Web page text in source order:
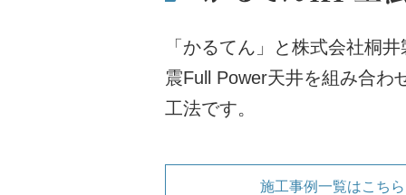
「かるてん」と株式会社桐
震Full Power天井を組み合わ
工法です。
施工事例一覧はこち